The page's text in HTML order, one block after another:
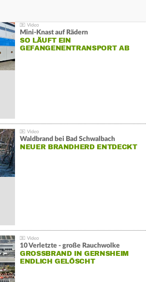
Mini-Knast auf Rädern
SO LÄUFT EIN
GEFANGENENTRANSPORT AB
Waldbrand bei Bad Schwalbach
NEUER BRANDHERD ENTDECKT
10 Verletzte - große Rauchwolke
GROSSBRAND IN GERNSHEIM E
NDLICH GELÖSCHT